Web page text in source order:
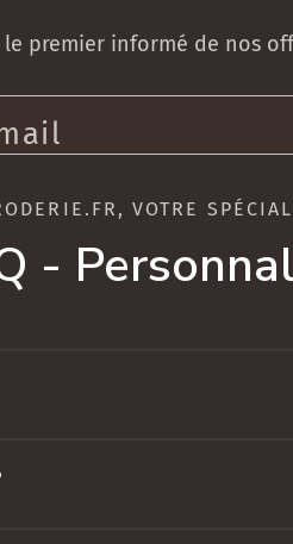
le premier informé de nos
VOTRE
-